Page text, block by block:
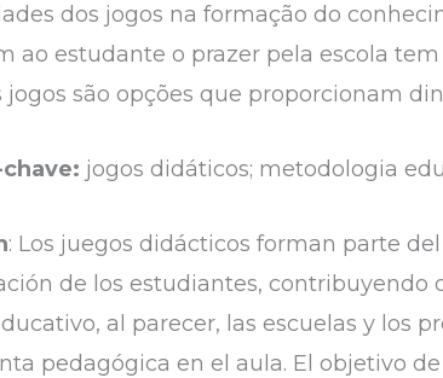
dos jogos na formação do
ao estudante o prazer pela escola
jogos são opções que proporcionam
jogos didáticos; metodologia
: Los juegos didácticos forman parte
de los estudiantes, contribuyendo
al parecer, las escuelas y los
pedagógica en el aula. El objetivo